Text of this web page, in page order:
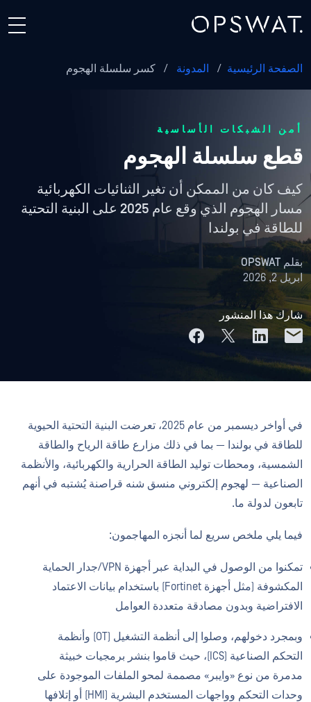
الصفحة الرئيسية / المدونة / كسر سلسلة الهجوم
أمن الشبكات الأساسية
قطع سلسلة الهجوم
كيف كان من الممكن أن تغير الثنائيات الكهربائية
مسار الهجوم الذي وقع عام 2025 على البنية التحتية
للطاقة في بولندا
بقلم OPSWAT
ابريل 2, 2026
شارك هذا المنشور
في أواخر ديسمبر من عام 2025، تعرضت البنية التحتية الحيوية
للطاقة في بولندا — بما في ذلك مزارع طاقة الرياح والطاقة
الشمسية، ومحطات توليد الطاقة الحرارية والكهربائية، والأنظمة
الصناعية — لهجوم إلكتروني منسق شنه قراصنة يُشتبه في أنهم
تابعون لدولة ما.
فيما يلي ملخص سريع لما أنجزه المهاجمون:
تمكنوا من الوصول في البداية عبر أجهزة VPN/جدار الحماية
المكشوفة (مثل أجهزة Fortinet) باستخدام بيانات الاعتماد
الافتراضية وبدون مصادقة متعددة العوامل
وبمجرد دخولهم، وصلوا إلى أنظمة التشغيل (OT) وأنظمة
التحكم الصناعية (ICS)، حيث قاموا بنشر برمجيات خبيثة
مدمرة من نوع «وايبر» مصممة لمحو الملفات الموجودة على
وحدات التحكم وواجهات المستخدم البشرية (HMI) أو إتلافها